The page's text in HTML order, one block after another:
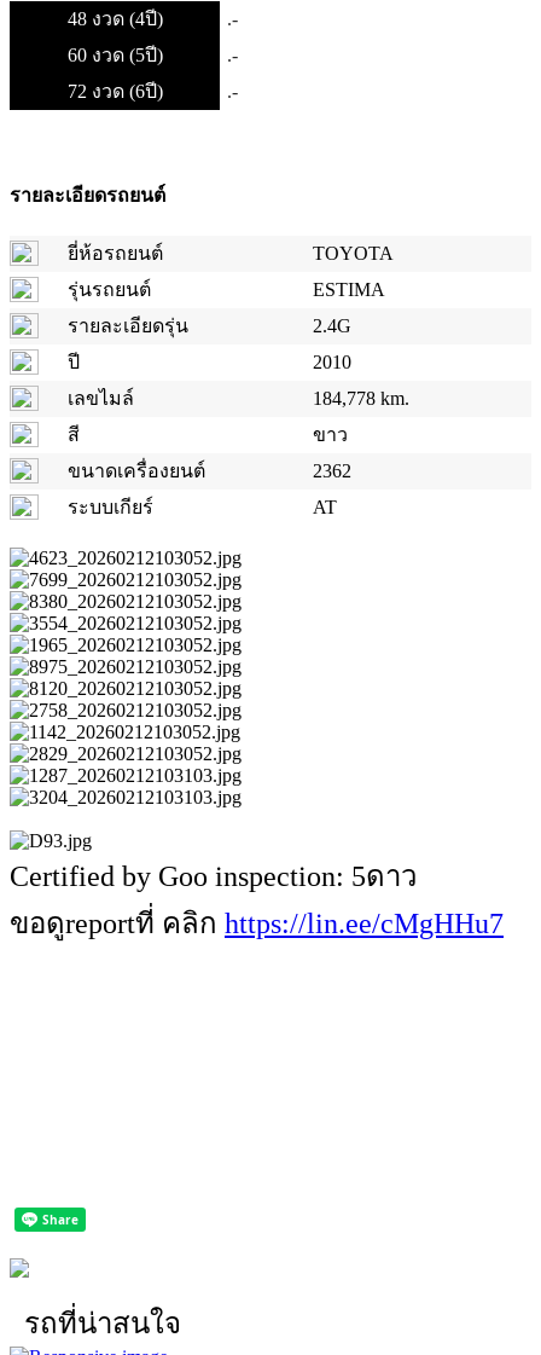
48 งวด (4ปี)
.-
60 งวด (5ปี)
.-
72 งวด (6ปี)
.-
รายละเอียดรถยนต์
ยี่ห้อรถยนต์
TOYOTA
รุ่นรถยนต์
ESTIMA
รายละเอียดรุ่น
2.4G
ปี
2010
เลขไมล์
184,778 km.
สี
ขาว
ขนาดเครื่องยนต์
2362
ระบบเกียร์
AT
Certified by Goo inspection: 5ดาว
ขอดูreportที่ คลิก https://lin.ee/cMgHHu7
รถที่น่าสนใจ